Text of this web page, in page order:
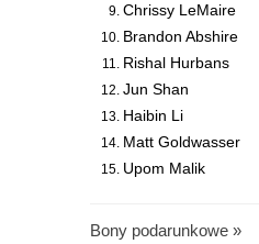
Chrissy LeMaire
Brandon Abshire
Rishal Hurbans
Jun Shan
Haibin Li
Matt Goldwasser
Upom Malik
Bony podarunkowe »